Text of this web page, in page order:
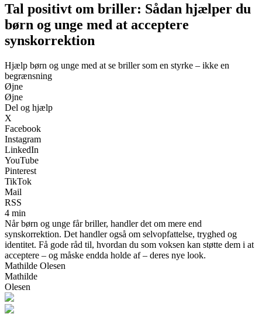
Tal positivt om briller: Sådan hjælper du
børn og unge med at acceptere
synskorrektion
Hjælp børn og unge med at se briller som en styrke – ikke en
begrænsning
Øjne
Øjne
Del og hjælp
X
Facebook
Instagram
LinkedIn
YouTube
Pinterest
TikTok
Mail
RSS
4 min
Når børn og unge får briller, handler det om mere end
synskorrektion. Det handler også om selvopfattelse, tryghed og
identitet. Få gode råd til, hvordan du som voksen kan støtte dem i at
acceptere – og måske endda holde af – deres nye look.
Mathilde Olesen
Mathilde
Olesen